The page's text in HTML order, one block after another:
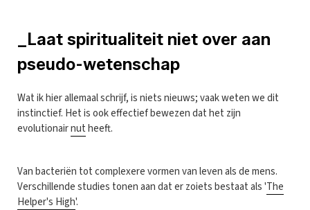
_Laat spiritualiteit niet over aan
pseudo-wetenschap
Wat ik hier allemaal schrijf, is niets nieuws; vaak weten we dit
instinctief. Het is ook effectief bewezen dat het zijn
evolutionairnutheeft.
Van bacteriën tot complexere vormen van leven als de mens.
Verschillende studies tonen aan dat er zoiets bestaat als 'The
Helper's High'.